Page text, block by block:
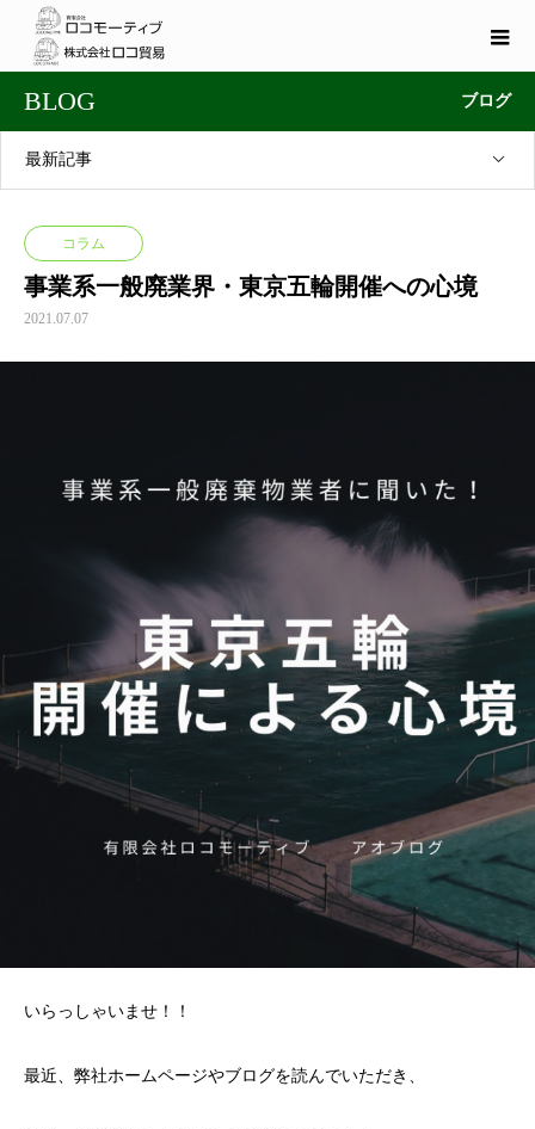
BLOG ブログ
最新記事
コラム
事業系一般廃業界・東京五輪開催への心境
2021.07.07
いらっしゃいませ！！
最近、弊社ホームページやブログを読んでいただき、